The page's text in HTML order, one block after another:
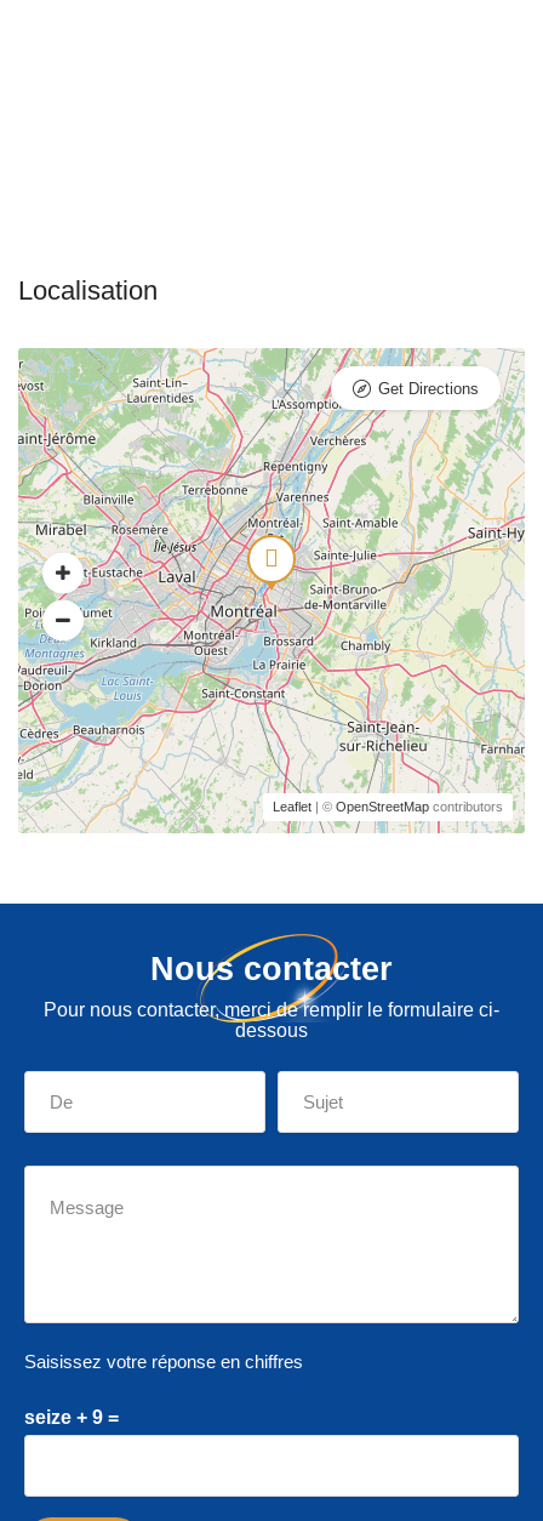
Leaflet | © OpenStreetMap contributors
Get Directions
Nous contacter
Pour nous contacter, merci de remplir le formulaire ci-
dessous
Saisissez votre réponse en chiffres
seize + 9 =